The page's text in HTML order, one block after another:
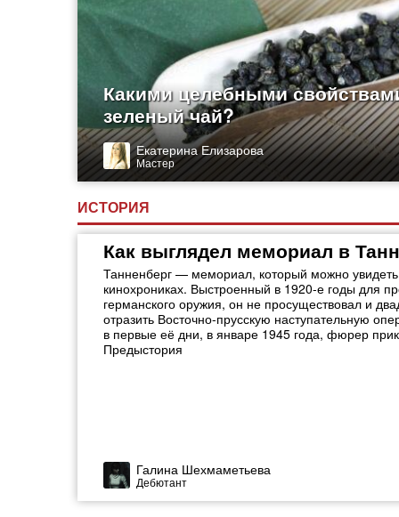
Какими целебными
зеленый чай?
Екатерина Елизарова
Мастер
ИСТОРИЯ
Как выглядел мемориал в
Танненберг — мемориал, который можно
кинохрониках. Выстроенный в 1920-е годы для
германского оружия, он не просуществовал и
отразить Восточно-прусскую наступательную
в первые её дни, в январе 1945 года, фюрер
Предыстория
Галина Шехмаметьева
Дебютант